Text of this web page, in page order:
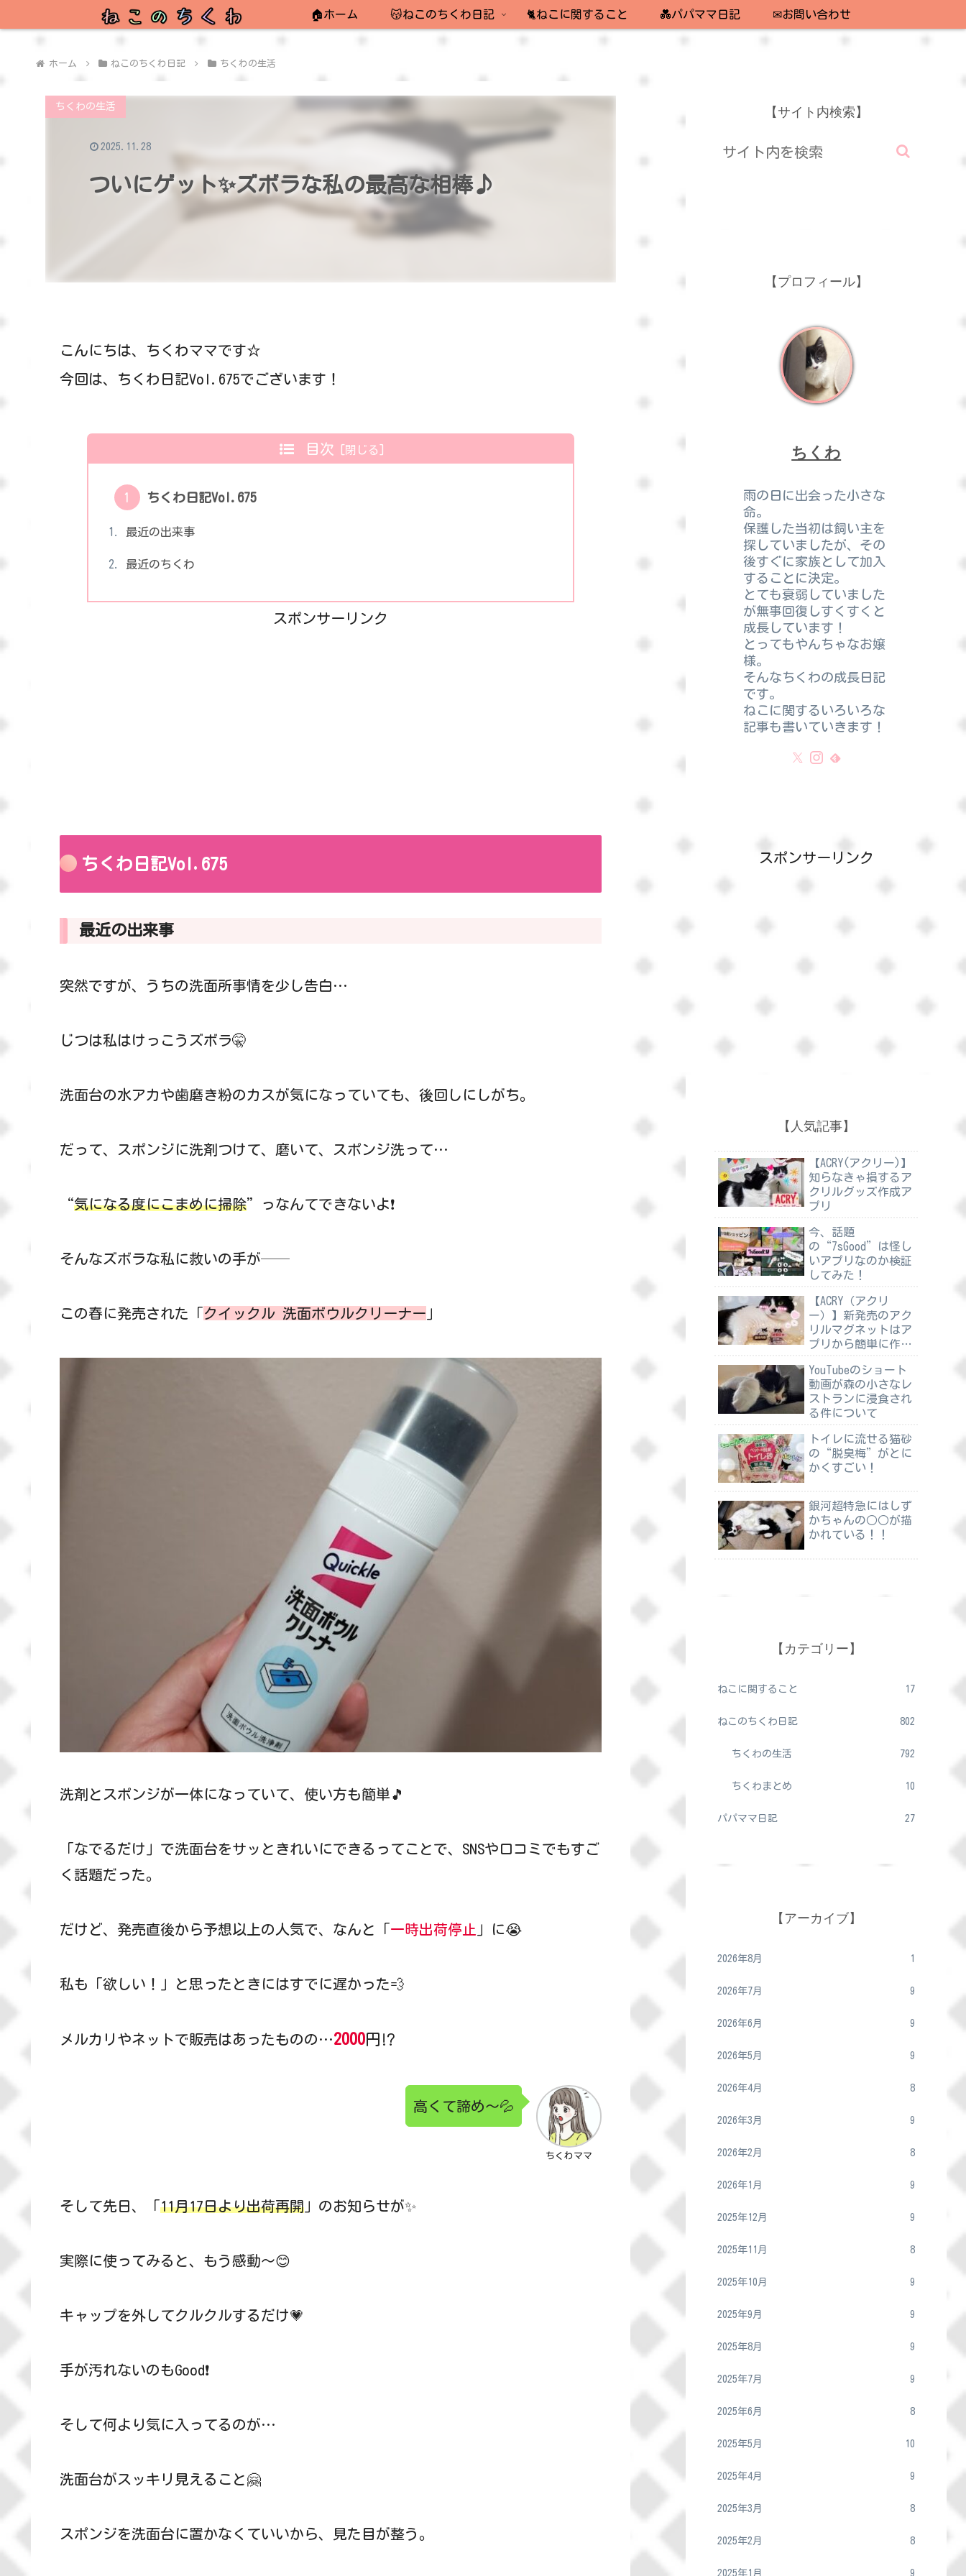
🏠ホーム 😽ねこのちくわ日記 🐈ねこに関すること 💑パパママ日記 ✉お問い合わせ
ホーム ねこのちくわ日記 ちくわの生活
ついにゲット✨ズボラな私の最高な相棒♪
ちくわの生活
2025.11.28
こんにちは、ちくわママです☆
今回は、ちくわ日記Vol.675でございます！
目次
ちくわ日記Vol.675
最近の出来事
最近のちくわ
スポンサーリンク
ちくわ日記Vol.675
最近の出来事
突然ですが、うちの洗面所事情を少し告白…
じつは私はけっこうズボラ🤫
洗面台の水アカや歯磨き粉のカスが気になっていても、後回しにしがち。
だって、スポンジに洗剤つけて、磨いて、スポンジ洗って…
“気になる度にこまめに掃除”っなんてできないよ❗
そんなズボラな私に救いの手が──
この春に発売された「クイックル 洗面ボウルクリーナー 」
洗剤とスポンジが一体になっていて、使い方も簡単🎵
「なでるだけ」で洗面台をサッときれいにできるってことで、SNSや口コミでもすご
く話題だった。
だけど、発売直後から予想以上の人気で、なんと「 一時出荷停止 」に😭
私も「欲しい！」と思ったときにはすでに遅かった💨
メルカリやネットで販売はあったものの…2000円 ⁉
ちくわママ
高くて諦め～💦
そして先日、「11月17日より出荷再開」のお知らせが✨
実際に使ってみると、もう感動～😊
キャップを外してクルクルするだけ💗
手が汚れないのもGood❗
そして何より気に入ってるのが…
洗面台がスッキリ見えること🤗
スポンジを洗面台に置かなくていいから、見た目が整う。
【サイト内検索】
【プロフィール】
ちくわ
雨の日に出会った小さな
命。
保護した当初は飼い主を
探していましたが、その
後すぐに家族として加入
することに決定。
とても衰弱していました
が無事回復しすくすくと
成長しています！
とってもやんちゃなお嬢
様。
そんなちくわの成長日記
です。
ねこに関するいろいろな
記事も書いていきます！
スポンサーリンク
【人気記事】
【ACRY(アクリー)】
知らなきゃ損するア
クリルグッズ作成ア
プリ
今、話題
の“7sGood”は怪し
いアプリなのか検証
してみた！
【ACRY（アクリ
ー）】新発売のアク
リルマグネットはア
プリから簡単に作れ
YouTubeのショート
動画が森の小さなレ
ストランに浸食され
る件について
トイレに流せる猫砂
の“脱臭梅”がとに
かくすごい！
銀河超特急にはしず
かちゃんの○○が描
かれている！！
【カテゴリー】
ねこに関すること 17
ねこのちくわ日記 802
ちくわの生活 792
ちくわまとめ 10
パパママ日記 27
【アーカイブ】
2026年8月 1
2026年7月 9
2026年6月 9
2026年5月 9
2026年4月 8
2026年3月 9
2026年2月 8
2026年1月 9
2025年12月 9
2025年11月 8
2025年10月 9
2025年9月 9
2025年8月 9
2025年7月 9
2025年6月 8
2025年5月 10
2025年4月 9
2025年3月 8
2025年2月 8
2025年1月 9